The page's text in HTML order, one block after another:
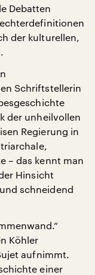
Debatten
der kulturellen,
Schriftstellerin
der unheilvollen
Regierung in
– das kennt man
Hinsicht
schneidend
Köhler
aufnimmt.
einer